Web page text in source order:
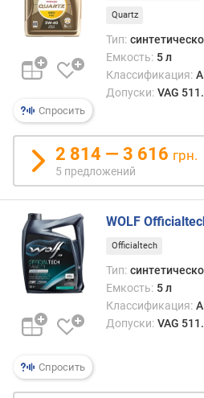
о
т
о
г
и
х
к
д
е
ш
е
в
ы
м
п
о
т
з
Спросить
Quartz
Тип:
Емкость: 5 л
Классификация:
Допуски: VAG
2 814 — 3 616 грн.
5 предложений
Спросить
WOLF
Officialtech
Тип:
Емкость: 5 л
Классификация:
Допуски: VAG